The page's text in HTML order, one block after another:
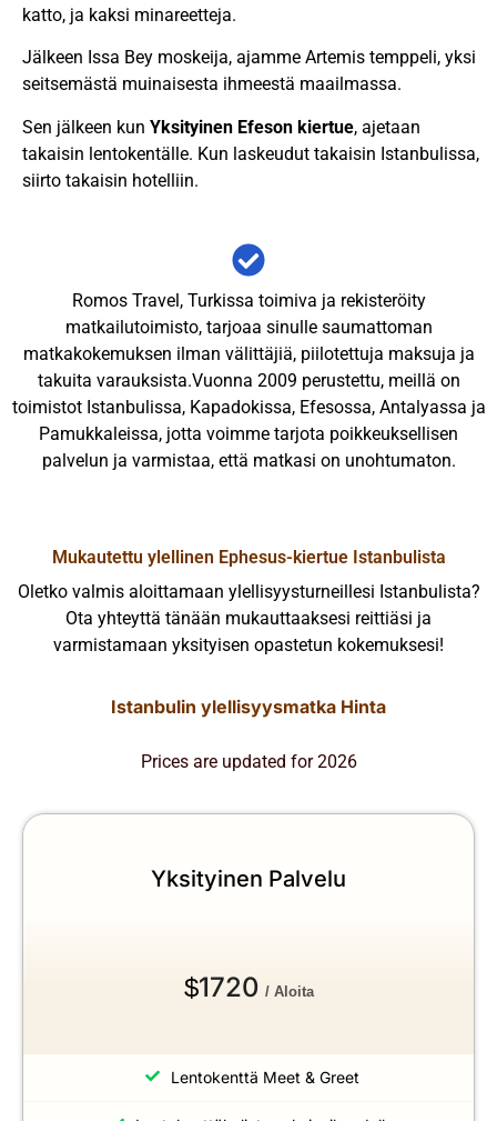
katto, ja kaksi minareetteja.
Jälkeen Issa Bey moskeija, ajamme Artemis temppeli, yksi
seitsemästä muinaisesta ihmeestä maailmassa.
Sen jälkeen kun Yksityinen Efeson kiertue, ajetaan
takaisin lentokentälle. Kun laskeudut takaisin Istanbulissa,
siirto takaisin hotelliin.
Romos Travel, Turkissa toimiva ja rekisteröity
matkailutoimisto, tarjoaa sinulle saumattoman
matkakokemuksen ilman välittäjiä, piilotettuja maksuja ja
takuita varauksista.Vuonna 2009 perustettu, meillä on
toimistot Istanbulissa, Kapadokissa, Efesossa, Antalyassa ja
Pamukkaleissa, jotta voimme tarjota poikkeuksellisen
palvelun ja varmistaa, että matkasi on unohtumaton.
Mukautettu ylellinen Ephesus-kiertue Istanbulista
Oletko valmis aloittamaan ylellisyysturneillesi Istanbulista?
Ota yhteyttä tänään mukauttaaksesi reittiäsi ja
varmistamaan yksityisen opastetun kokemuksesi!
Istanbulin ylellisyysmatka Hinta
Prices are updated for 2026
Yksityinen Palvelu
$1720 / Aloita
Lentokenttä Meet & Greet